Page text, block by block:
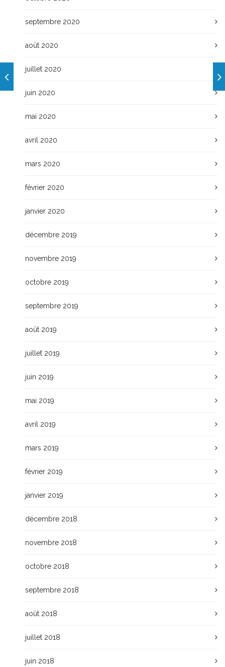
septembre 2020
août 2020
juillet 2020
juin 2020
mai 2020
avril 2020
mars 2020
février 2020
janvier 2020
décembre 2019
novembre 2019
octobre 2019
septembre 2019
août 2019
juillet 2019
juin 2019
mai 2019
avril 2019
mars 2019
février 2019
janvier 2019
décembre 2018
novembre 2018
octobre 2018
septembre 2018
août 2018
juillet 2018
juin 2018